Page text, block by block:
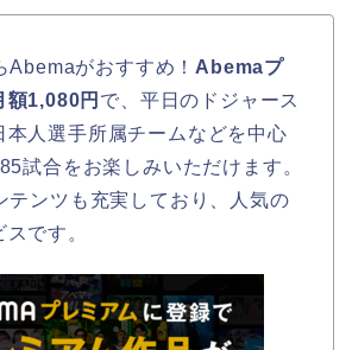
Abemaがおすすめ！ Abemaプ
額1,080円 で、平日のドジャース
本人選手所属チームなどを中心
試合をお楽しみいただけます。
テンツも充実しており、人気の
です。